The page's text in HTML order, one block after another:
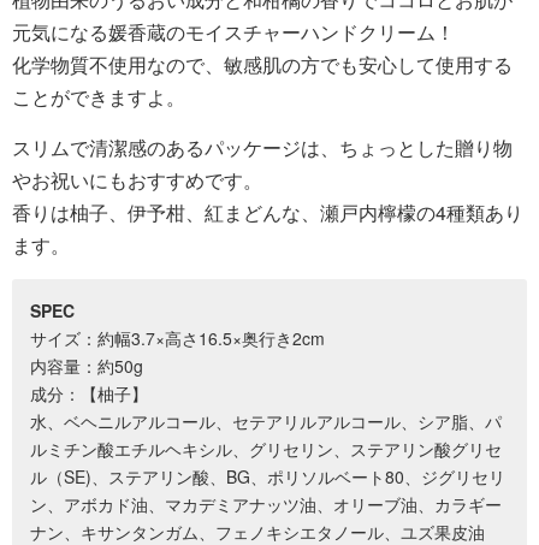
元気になる媛香蔵のモイスチャーハンドクリーム！
化学物質不使用なので、敏感肌の方でも安心して使用する
ことができますよ。
スリムで清潔感のあるパッケージは、ちょっとした贈り物
やお祝いにもおすすめです。
香りは柚子、伊予柑、紅まどんな、瀬戸内檸檬の4種類あり
ます。
SPEC
サイズ：約幅3.7×高さ16.5×奥行き2cm
内容量：約50g
成分：【柚子】
水、ベヘニルアルコール、セテアリルアルコール、シア脂、パ
ルミチン酸エチルヘキシル、グリセリン、ステアリン酸グリセ
ル（SE)、ステアリン酸、BG、ポリソルベート80、ジグリセリ
ン、アボカド油、マカデミアナッツ油、オリーブ油、カラギー
ナン、キサンタンガム、フェノキシエタノール、ユズ果皮油